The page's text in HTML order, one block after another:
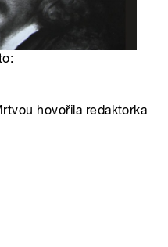
hovořila redaktorka